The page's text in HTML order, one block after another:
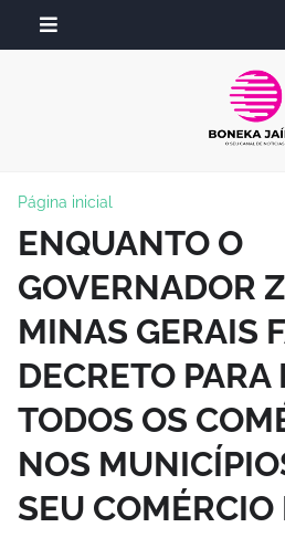
Página inicial
ENQUANTO O
GOVERNADOR
MINAS GERAIS
DECRETO PARA
TODOS OS
NOS
SEU